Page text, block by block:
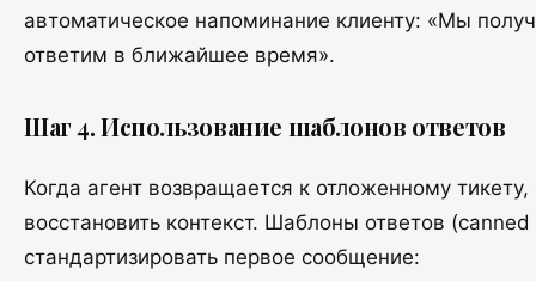
автоматическое напоминание клиенту: «Мы
ответим в ближайшее время».
Шаг 4. Использование шаблонов ответов
Когда агент возвращается к отложенному
восстановить контекст. Шаблоны ответов
стандартизировать первое сообщение: